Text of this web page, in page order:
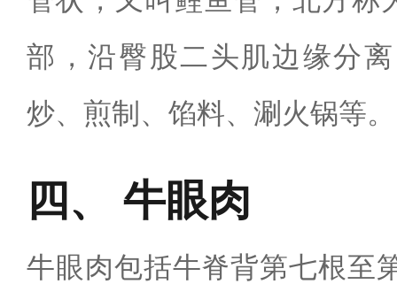
部，沿臀股二头肌边缘分
炒、煎制、馅料、涮火锅等‌。
牛眼肉
牛眼肉包括牛脊背第七根至